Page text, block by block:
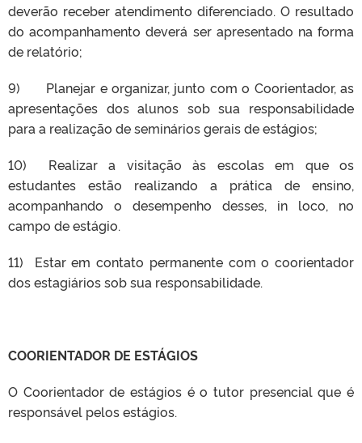
deverão receber atendimento diferenciado. O resultado
do acompanhamento deverá ser apresentado na forma
de relatório;
9) Planejar e organizar, junto com o Coorientador, as
apresentações dos alunos sob sua responsabilidade
para a realização de seminários gerais de estágios;
10) Realizar a visitação às escolas em que os
estudantes estão realizando a prática de ensino,
acompanhando o desempenho desses, in loco, no
campo de estágio.
11) Estar em contato permanente com o coorientador
dos estagiários sob sua responsabilidade.
COORIENTADOR DE ESTÁGIOS
O Coorientador de estágios é o tutor presencial que é
responsável pelos estágios.